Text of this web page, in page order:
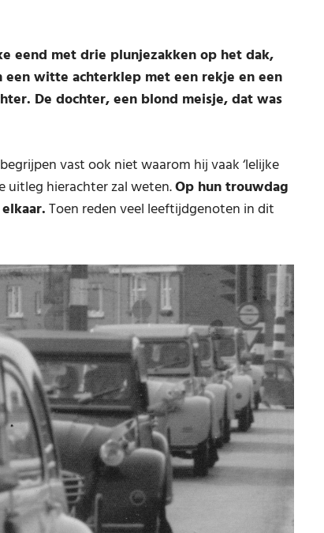
eend met drie plunjezakken op het dak,
witte achterklep met een rekje en een
De dochter, een blond meisje, dat was
vast ook niet waarom hij vaak ‘lelijke
uitleg hierachter zal weten.Op hun trouwdag
Toen reden veel leeftijdgenoten in dit